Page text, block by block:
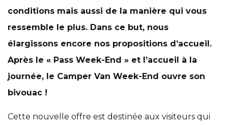
conditions mais aussi de la manière qui vous
ressemble le plus. Dans ce but, nous
élargissons encore nos propositions d’accueil.
Après le « Pass Week-End » et l’accueil à la
journée, le Camper Van Week-End ouvre son
bivouac !
Cette nouvelle offre est destinée aux visiteurs qui